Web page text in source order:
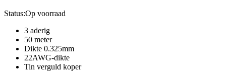
Status:Op voorraad
3 aderig
50 meter
Dikte 0.325mm
22AWG-dikte
Tin verguld koper